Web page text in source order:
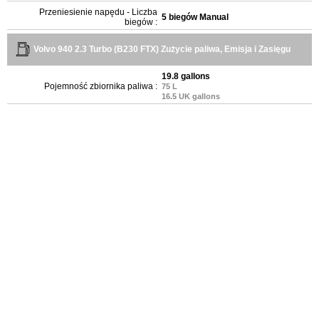
Przeniesienie napędu - Liczba
biegów : 5 biegów Manual
Volvo 940 2.3 Turbo (B230 FTX) Zużycie paliwa, Emisja i Zasięgu
Pojemność zbiornika paliwa :
19.8 gallons
75 L
16.5 UK gallons